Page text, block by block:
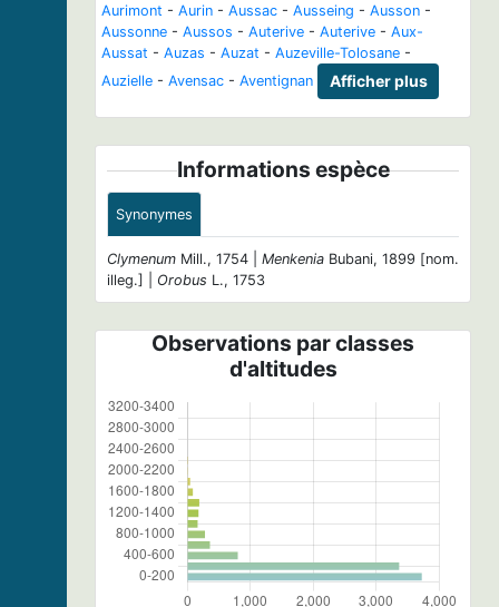
Aurimont - Aurin - Aussac - Ausseing - Ausson -
Aussonne - Aussos - Auterive - Auterive - Aux-
Aussat - Auzas - Auzat - Auzeville-Tolosane -
Auzielle - Avensac - Aventignan Afficher plus
Informations espèce
Synonymes
Clymenum Mill., 1754 | Menkenia Bubani, 1899 [nom.
illeg.] | Orobus L., 1753
Observations par classes
d'altitudes